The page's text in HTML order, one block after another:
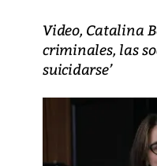
Video, Catalina
criminales, las
suicidarse’